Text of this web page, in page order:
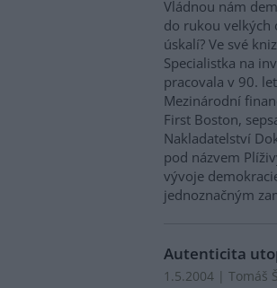
Vládnou nám
do rukou velkých
úskalí? Ve své
Specialistka na
pracovala v 90.
Mezinárodní
First Boston,
Nakladatelství
pod názvem
vývoje
jednoznačným
Autenticita
1.5.2004 | Tomáš